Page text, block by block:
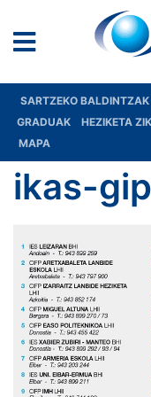
SARTZEKO BALDINTZAK
GRADUAK
HEZIKETA
MAPA
ikas-